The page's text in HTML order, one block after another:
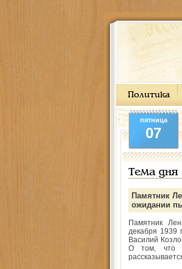
Политика
пятница
07
Тема дня
Памятник
ожидании
Памятник
декабря 1939
Василий
О том, что